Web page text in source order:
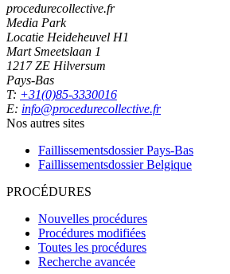
procedurecollective.fr
Media Park
Locatie Heideheuvel H1
Mart Smeetslaan 1
1217 ZE Hilversum
Pays-Bas
T: +31(0)85-3330016
E: info@procedurecollective.fr
Nos autres sites
Faillissementsdossier Pays-Bas
Faillissementsdossier Belgique
PROCÉDURES
Nouvelles procédures
Procédures modifiées
Toutes les procédures
Recherche avancée